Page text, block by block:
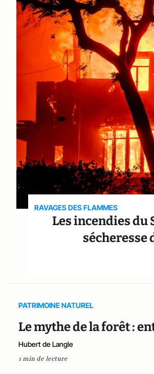
RAVAGES DES FLAMMES
Les incendies du
sécheresse
PATRIMOINE NATUREL
Le mythe de la forêt :
Hubert de Langle
1 min de lecture